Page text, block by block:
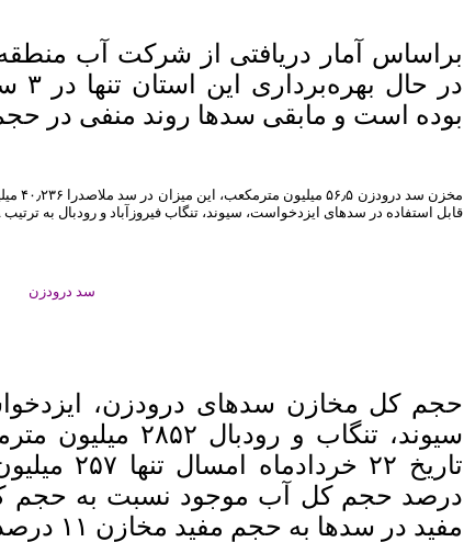
بوده است و مابقی سدها روند منفی در
قابل استفاده در سدهای ایزدخواست، سیوند، تنگاب فیروزآباد و رودبال به ترتیب ۳۴۸/.- ، ۸- ، ۱- و ۱۰- است.
سد درودزن
حجم کل مخازن سدهای درودزن،
سیوند، تنگاب و
تاریخ ۲۲
مفید در سدها به حجم مفید مخازن ۱۱ درصد است.